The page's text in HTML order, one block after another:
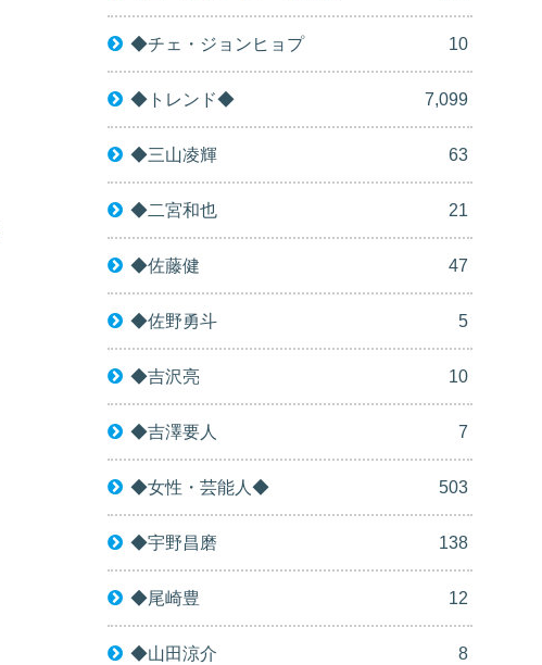
◆チェ・ジョンヒョプ 10
◆トレンド◆ 7,099
◆三山凌輝 63
◆二宮和也 21
◆佐藤健 47
◆佐野勇斗 5
◆吉沢亮 10
◆吉澤要人 7
◆女性・芸能人◆ 503
◆宇野昌磨 138
◆尾崎豊 12
◆山田涼介 8